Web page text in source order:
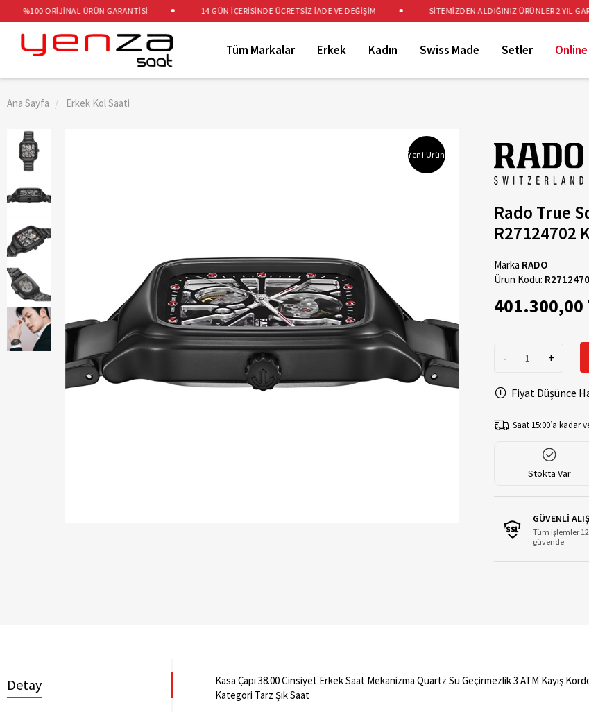
%100 ORİJİNAL ÜRÜN GARANTİSİ 14 GÜN İÇERİSİNDE ÜCRETSİZ İADE VE DEĞİŞİM SİTEMİZDEN ALDIĞINIZ ÜRÜNLER 2 YIL
Tüm Markalar Erkek Kadın Swiss Made Setler
Ana Sayfa Erkek Kol Saati
Yeni Ürün
Rado True
R27124702
Marka RADO
Ürün Kodu:
401.300,00
- +
Fiyat Düşünce
Saat 15:00’a kadar
Stokta Var
GÜVENLİ
Tüm işlemler
güvende
Detay
Kasa Çapı 38.00 Cinsiyet Erkek Saat Mekanizma Quartz Su Geçirmezlik 3 ATM Kayış
Kategori Tarz Şık Saat